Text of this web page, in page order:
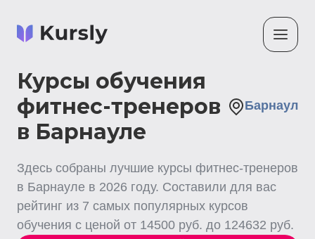
Курсы обучения
фитнес-тренеров
в Барнауле
Барнаул
Здесь собраны лучшие курсы фитнес-тренеров
в Барнауле в 2026 году. Составили для вас
рейтинг из 7 самых популярных курсов
обучения с ценой от 14500 руб. до 124632 руб.